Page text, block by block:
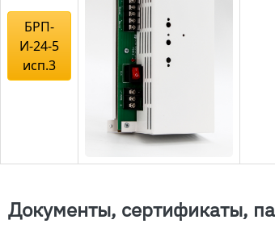
БРП-
И-24-5
исп.3
Документы, сертификаты,